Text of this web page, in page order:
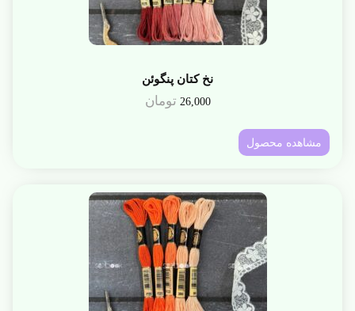
نخ کتان پنگوئن
26,000 تومان
مشاهده محصول